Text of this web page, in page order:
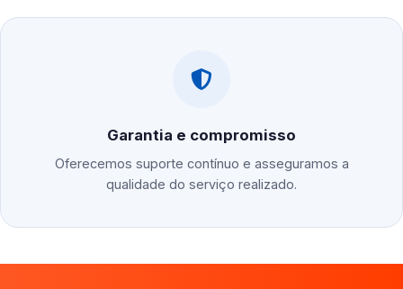
Garantia e compromisso
Oferecemos suporte contínuo e asseguramos a
qualidade do serviço realizado.